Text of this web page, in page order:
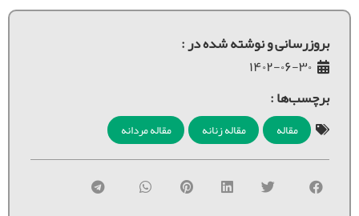
بروزرسانی و نوشته شده در :
۱۴۰۲-۰۶-۳۰
برچسب‌ها :
مقاله مقاله زنانه مقاله مردانه